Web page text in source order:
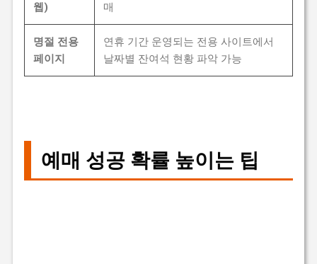
웹) 매
명절 전용
페이지
연휴 기간 운영되는 전용 사이트에서
날짜별 잔여석 현황 파악 가능
예매 성공 확률 높이는 팁